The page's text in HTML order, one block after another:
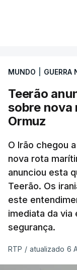
que já
americana em
nomeadamente
militar deverá
território de
de 1,5
Permite, desta
caso de
Segundo um
organização
MUNDO GUERRA
Teerão
sobre nova
Ormuz
O Irão chegou
nova rota
anunciou esta
Teerão. Os
este
imediata da via
segurança.
RTP / atualizado 6